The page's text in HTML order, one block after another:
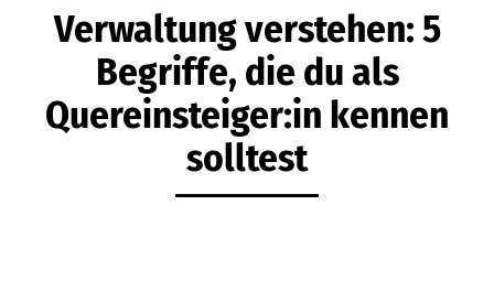
Verwaltung verstehen: 5
Begriffe, die du als
Quereinsteiger:in kennen
solltest